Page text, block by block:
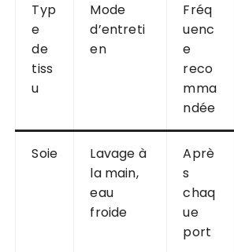
Typ
e
de
tiss
u
Mode
d’entreti
en
Fréq
uenc
e
reco
mma
ndée
Soie
Lavage à
la main,
eau
froide
Aprè
s
chaq
ue
port